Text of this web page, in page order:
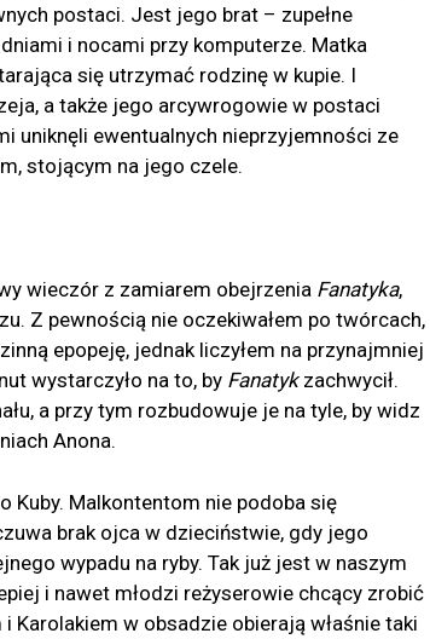
postaci. Jest jego brat – zupełne
i nocami przy komputerze. Matka
się utrzymać rodzinę w kupie. I
a także jego arcywrogowie w postaci
uniknęli ewentualnych nieprzyjemności ze
stojącym na jego czele.
wieczór z zamiarem obejrzenia Fanatyka,
Z pewnością nie oczekiwałem po twórcach,
epopeję, jednak liczyłem na przynajmniej
wystarczyło na to, by Fanatykzachwycił.
a przy tym rozbudowuje je na tyle, by widz
Anona.
Kuby. Malkontentom nie podoba się
brak ojca w dzieciństwie, gdy jego
wypadu na ryby. Tak już jest w naszym
i nawet młodzi reżyserowie chcący zrobić
Karolakiem w obsadzie obierają właśnie taki